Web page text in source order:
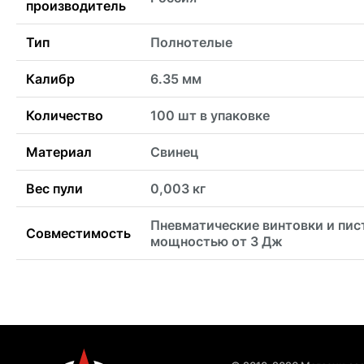
производитель
Тип Полнотелые
Калибр 6.35 мм
Количество 100 шт в упаковке
Материал Свинец
Вес пули 0,003 кг
Совместимость
Пневматические винтовки и
мощностью от 3 Дж